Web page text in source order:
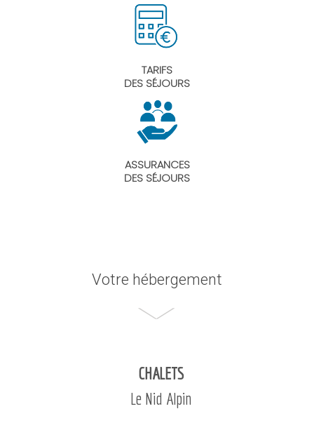
TARIFS
DES SÉJOURS
ASSURANCES
DES SÉJOURS
Votre hébergement
CHALETS
Le Nid Alpin